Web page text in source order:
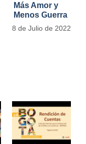
Más Amor y
Menos Guerra
8 de Julio de 2022